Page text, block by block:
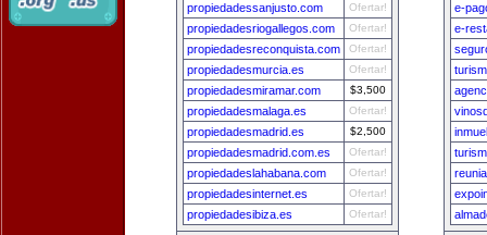
propiedadessanjusto.com Ofertar!
propiedadesriogallegos.com Ofertar!
propiedadesreconquista.com Ofertar!
propiedadesmurcia.es Ofertar!
propiedadesmiramar.com $3,500
propiedadesmalaga.es Ofertar!
propiedadesmadrid.es $2,500
propiedadesmadrid.com.es Ofertar!
propiedadeslahabana.com Ofertar!
propiedadesinternet.es Ofertar!
propiedadesibiza.es Ofertar!
e-
e-